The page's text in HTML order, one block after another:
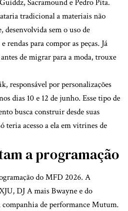
Sacramound e Pedro Pita.
tradicional a materiais não
sem o uso de
para compor as peças. Já
de migrar para a moda, trouxe
responsável por personalizações
dias 10 e 12 de junho. Esse tipo de
busca construir desde suas
teria acesso a ela em vitrines de
a programação
do MFD 2026. A
DJ A mais Bwayne e do
companhia de performance Mutum.